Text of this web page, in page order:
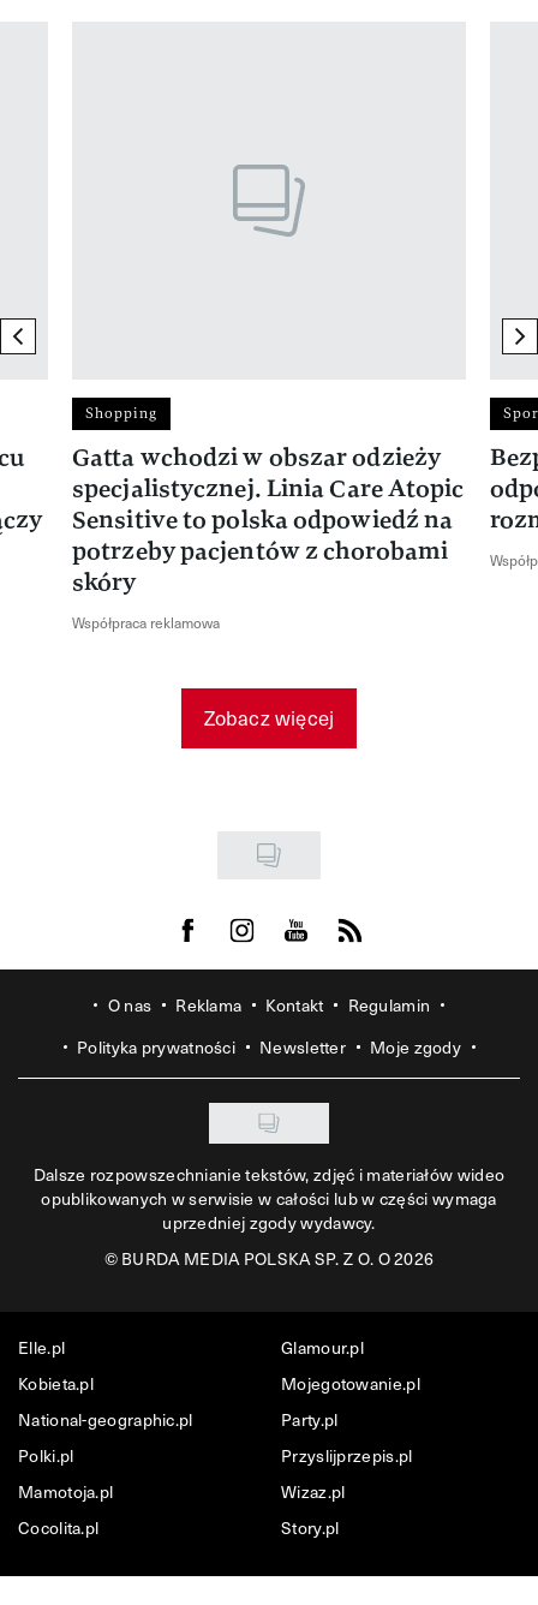
previous element
Shopping
Gatta wchodzi w obszar odzieży
specjalistycznej. Linia Care Atopic
Sensitive to polska odpowiedź na
potrzeby pacjentów z chorobami
skóry
Współpraca reklamowa
Zobacz więcej
Visit us on Facebook
Visit us on Instagram
Visit us on Youtube
Visit us on Rss
O nas Reklama Kontakt
Regulamin
Polityka prywatności
Newsletter Moje zgody
Dalsze rozpowszechnianie tekstów, zdjęć i materiałów wideo
opublikowanych w serwisie w całości lub w części wymaga
uprzedniej zgody wydawcy.
©BURDA MEDIA POLSKA SP. Z O. O 2026
Elle.pl
Glamour.pl
Kobieta.pl
Mojegotowanie.pl
National-geographic.pl
Party.pl
Polki.pl
Przyslijprzepis.pl
Mamotoja.pl
Wizaz.pl
Cocolita.pl
Story.pl